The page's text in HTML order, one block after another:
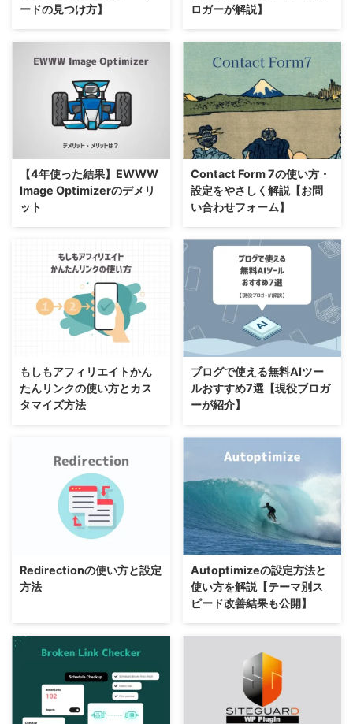
ードの見つけ方】
ロガーが解説】
【4年使った結果】EWWW
Image Optimizerのデメリ
ット
Contact Form 7の使い方・
設定をやさしく解説【お問
い合わせフォーム】
もしもアフィリエイトかん
たんリンクの使い方とカス
タマイズ方法
ブログで使える無料AIツー
ルおすすめ7選【現役ブロガ
ーが紹介】
Redirectionの使い方と設定
方法
Autoptimizeの設定方法と
使い方を解説【テーマ別ス
ピード改善結果も公開】